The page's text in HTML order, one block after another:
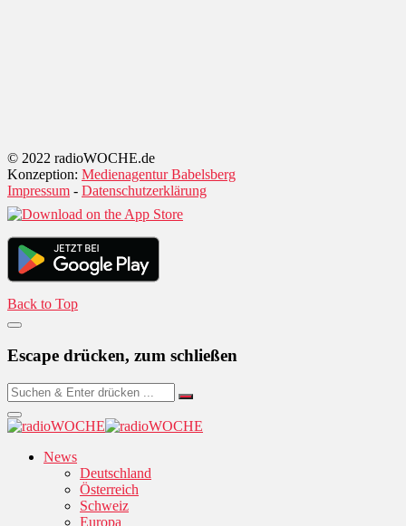
© 2022 radioWOCHE.de
Konzeption: Medienagentur Babelsberg
Impressum - Datenschutzerklärung
Back to Top
Escape drücken, zum schließen
News
Deutschland
Österreich
Schweiz
Europa